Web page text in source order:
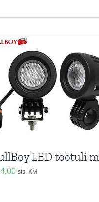
LED töötuli
sis. KM